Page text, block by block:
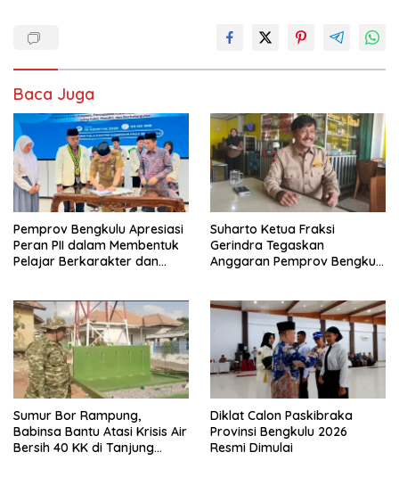
Baca Juga
Pemprov Bengkulu Apresiasi
Peran PII dalam Membentuk
Pelajar Berkarakter dan
Suharto Ketua Fraksi
Gerindra Tegaskan
Anggaran Pemprov Bengkulu
Mendahului Aturan
Sumur Bor Rampung,
Babinsa Bantu Atasi Krisis Air
Bersih 40 KK di Tanjung
Diklat Calon Paskibraka
Provinsi Bengkulu 2026
Resmi Dimulai